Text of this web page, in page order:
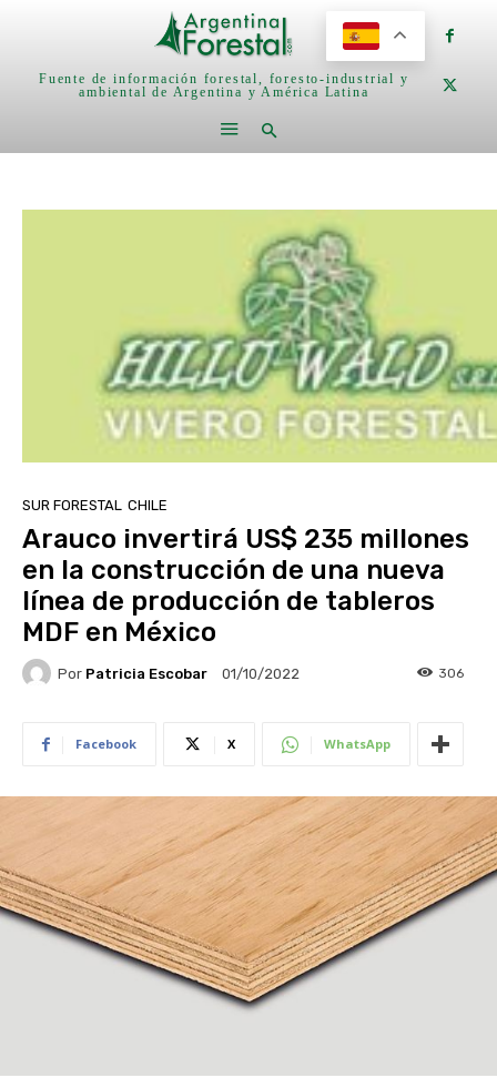
Fuente de información forestal, foresto-industrial y
ambiental de Argentina y América Latina
SUR FORESTAL CHILE
Arauco invertirá US$ 235 millones
en la construcción de una nueva
línea de producción de tableros
MDF en México
Por Patricia Escobar 01/10/2022 306
Facebook X WhatsApp